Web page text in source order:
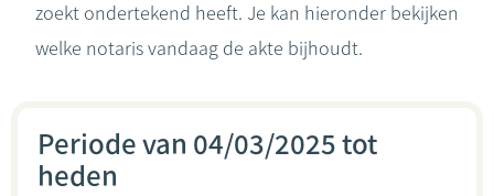
Over de notaris
zoekt ondertekend heeft. Je kan hieronder bekijken
welke notaris vandaag de akte bijhoudt.
Periode van 04/03/2025 tot
heden